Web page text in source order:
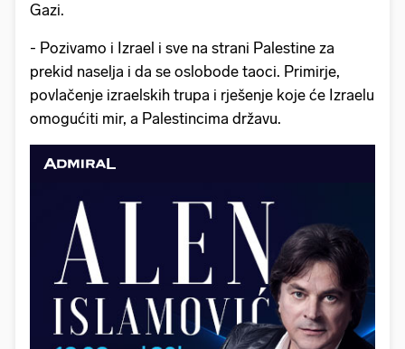
Gazi.
- Pozivamo i Izrael i sve na strani Palestine za
prekid naselja i da se oslobode taoci. Primirje,
povlačenje izraelskih trupa i rješenje koje će Izraelu
omogućiti mir, a Palestincima državu.